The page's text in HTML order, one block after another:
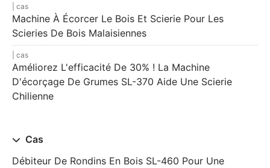
cas
Machine À Écorcer Le Bois Et Scierie Pour Les
Scieries De Bois Malaisiennes
cas
Améliorez L'efficacité De 30% ! La Machine
D'écorçage De Grumes SL-370 Aide Une Scierie
Chilienne
Cas
Débiteur De Rondins En Bois SL-460 Pour Une